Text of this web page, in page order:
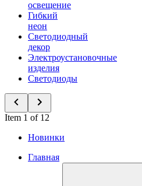
освещение
Гибкий
неон
Светодиодный
декор
Электроустановочные
изделия
Светодиоды
Item 1 of 12
Новинки
Главная